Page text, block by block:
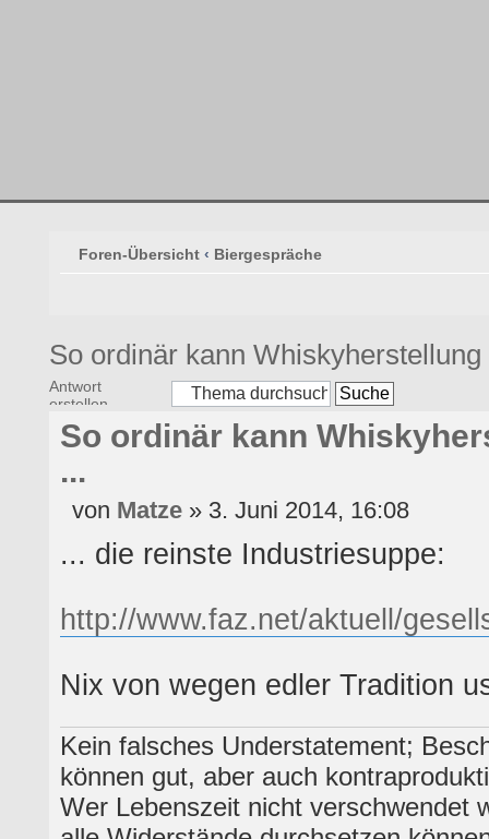
Foren-Übersicht ‹ Biergespräche
So ordinär kann
Antwort
erstellen
So ordinär kann
...
von Matze» 3. Juni 2014,
... die reinste Industriesuppe:
http://www.faz.net/aktuell/
Nix von wegen edler Tradition
Kein falsches Understatement;